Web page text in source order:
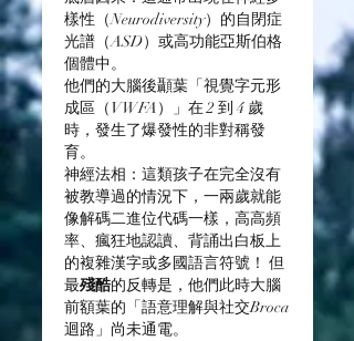
樣性（Neurodiversity）的自閉症
光譜（ASD）或高功能亞斯伯格
個體中。
他們的大腦後顳葉「視覺字元形
成區（VWFA）」在 2 到 4 歲
時，發生了爆發性的非對稱發
育。
神經法相：這類孩子在完全沒有
被教導過的情況下，一兩歲就能
像解碼二進位代碼一樣，高高頻
率、瘋狂地認讀、背誦出白板上
的複雜漢字或多國語言符號！ 但
最殘酷的反轉是，他們此時大腦
前額葉的「語意理解與社交Broca
迴路」尚未通電。